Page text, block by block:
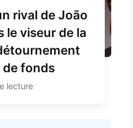
rival de João
le viseur de la
de fonds
lecture